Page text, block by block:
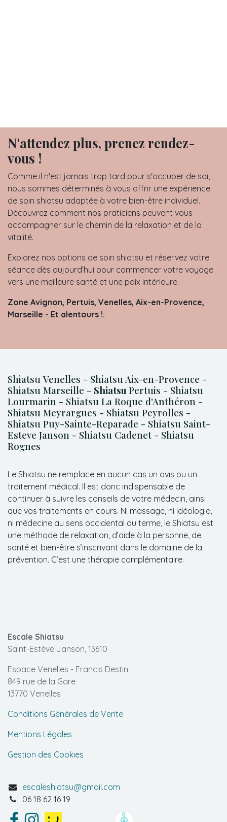
N'attendez plus, prenez rendez-
vous !
Comme il n'est jamais trop tard pour s'occuper de soi,
nous sommes déterminés à vous offrir une expérience
de soin shiatsu adaptée à votre bien-être individuel.
Découvrez comment nos praticiens peuvent vous
accompagner sur le chemin de la relaxation et de la
vitalité.
Explorez nos options de soin shiatsu et réservez votre
séance dès aujourd'hui pour commencer votre voyage
vers une meilleure santé et une paix intérieure.
Zone Avignon, Pertuis, Venelles, Aix-en-Provence,
Marseille - Et alentours !.
Shiatsu Venelles - Shiatsu Aix-en-Provence -
Shiatsu Marseille - Shiatsu Pertuis - Shiatsu
Lourmarin - Shiatsu La Roque d'Anthéron -
Shiatsu Meyrargues - Shiatsu Peyrolles -
Shiatsu Puy-Sainte-Reparade - Shiatsu Saint-
Esteve Janson - Shiatsu Cadenet - Shiatsu
Rognes
Le Shiatsu ne remplace en aucun cas un avis ou un
traitement médical. Il est donc indispensable de
continuer à suivre les conseils de votre médecin, ainsi
que vos traitements en cours. Ni massage, ni idéologie,
ni médecine au sens occidental du terme, le Shiatsu est
une méthode de relaxation, d’aide à la personne, de
santé et bien-être s’inscrivant dans le domaine de la
prévention. C’est une thérapie complémentaire.
Escale Shiatsu
Saint-Estève Janson, 13610
Espace Venelles - Francis Destin
849 rue de la Gare
13770 Venelles
Conditions Générales de Vente
Mentions Légales
Gestion des Cookies
escaleshiatsu@gmail.com
06 18 62 16 19